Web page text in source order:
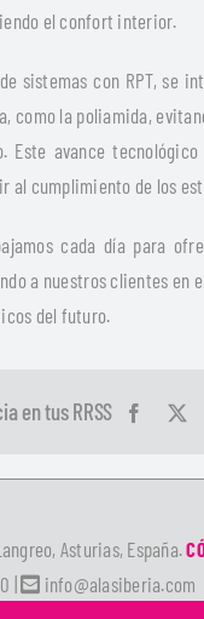
el confort interior.
sistemas con RPT, se
como la poliamida,
Este avance
al cumplimiento de los
cada día para
a nuestros clientes en
del futuro.
en tus RRSS
Asturias, España.
info@alasiberia.com